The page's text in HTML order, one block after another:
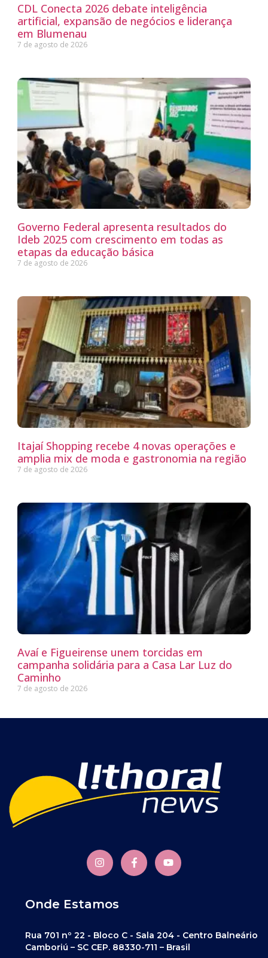
CDL Conecta 2026 debate inteligência
artificial, expansão de negócios e liderança
em Blumenau
7 de agosto de 2026
Governo Federal apresenta resultados do
Ideb 2025 com crescimento em todas as
etapas da educação básica
7 de agosto de 2026
Itajaí Shopping recebe 4 novas operações e
amplia mix de moda e gastronomia na região
7 de agosto de 2026
Avaí e Figueirense unem torcidas em
campanha solidária para a Casa Lar Luz do
Caminho
7 de agosto de 2026
Onde Estamos
Rua 701 nº 22 - Bloco C - Sala 204 - Centro Balneário
Camboriú – SC CEP. 88330-711 – Brasil